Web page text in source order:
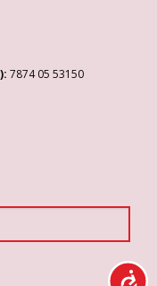
7874 05 53150